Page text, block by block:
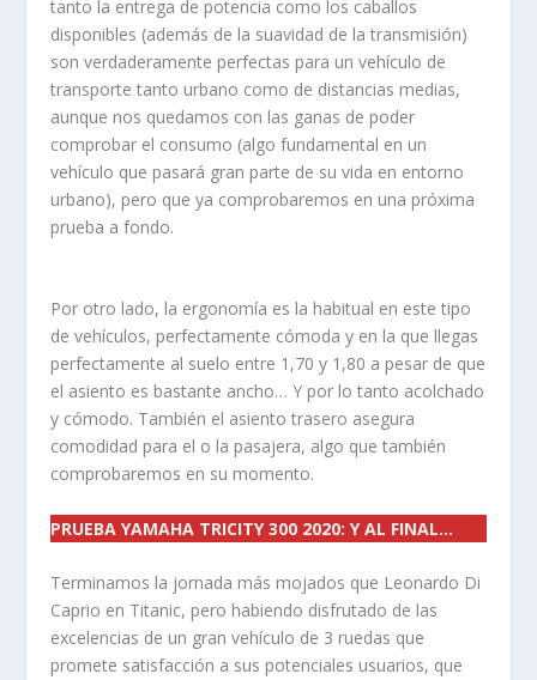
tanto la entrega de potencia como los caballos
disponibles (además de la suavidad de la transmisión)
son verdaderamente perfectas para un vehículo de
transporte tanto urbano como de distancias medias,
aunque nos quedamos con las ganas de poder
comprobar el consumo (algo fundamental en un
vehículo que pasará gran parte de su vida en entorno
urbano), pero que ya comprobaremos en una próxima
prueba a fondo.
Por otro lado, la ergonomía es la habitual en este tipo
de vehículos, perfectamente cómoda y en la que llegas
perfectamente al suelo entre 1,70 y 1,80 a pesar de que
el asiento es bastante ancho… Y por lo tanto acolchado
y cómodo. También el asiento trasero asegura
comodidad para el o la pasajera, algo que también
comprobaremos en su momento.
PRUEBA YAMAHA TRICITY 300 2020: Y AL FINAL…
Terminamos la jornada más mojados que Leonardo Di
Caprio en Titanic, pero habiendo disfrutado de las
excelencias de un gran vehículo de 3 ruedas que
promete satisfacción a sus potenciales usuarios, que